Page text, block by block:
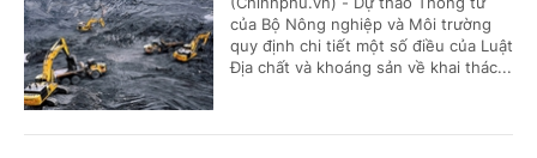
của Bộ Nông nghiệp và Môi trường
quy định chi tiết một số điều của Luật
Địa chất và khoáng sản về khai thác...